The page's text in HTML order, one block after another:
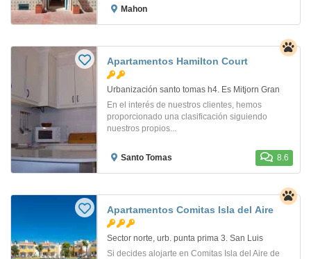
Mahon
Apartamentos Hamilton Court
Urbanización santo tomas h4. Es Mitjorn Gran
En el interés de nuestros clientes, hemos
proporcionado una clasificación siguiendo
nuestros propios...
Santo Tomas 8.6
Apartamentos Comitas Isla del Aire
Sector norte, urb. punta prima 3. San Luis
Si decides alojarte en Comitas Isla del Aire de